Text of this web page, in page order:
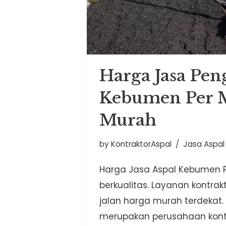
Harga Jasa
Kebumen Per
Murah
byKontraktorAspal Jasa
Harga Jasa Aspal Kebumen
berkualitas. Layanan
jalan harga murah terdekat.
merupakan perusahaan